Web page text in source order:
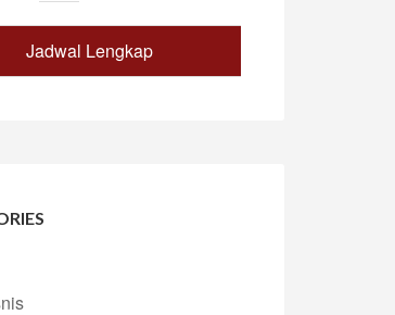
Jadwal Lengkap